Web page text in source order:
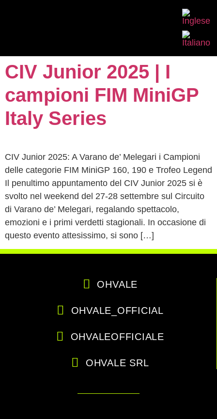
CIV Junior 2025 | I
campioni FIM MiniGP
Italy Series
CIV Junior 2025: A Varano de’ Melegari i Campioni
delle categorie FIM MiniGP 160, 190 e Trofeo Legend
Il penultimo appuntamento del CIV Junior 2025 si è
svolto nel weekend del 27-28 settembre sul Circuito
di Varano de’ Melegari, regalando spettacolo,
emozioni e i primi verdetti stagionali. In occasione di
questo evento attesissimo, si sono […]
OHVALE
OHVALE_OFFICIAL
OHVALEOFFICIALE
OHVALE SRL